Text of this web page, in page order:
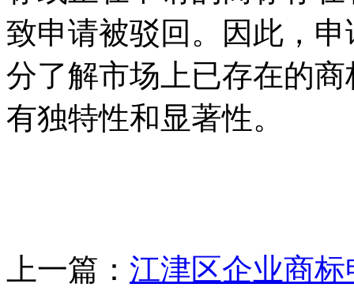
致申请被驳回。因此，
分了解市场上已存在的
有独特性和显著性。
上一篇： 江津区企业商